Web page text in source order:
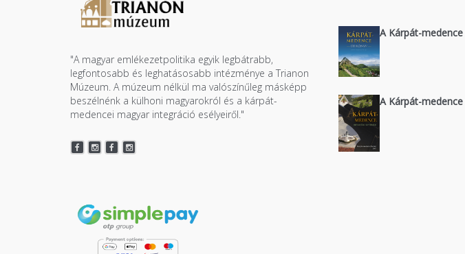
"A magyar emlékezetpolitika egyik legbátrabb,
legfontosabb és leghatásosabb intézménye a Trianon
Múzeum. A múzeum nélkül ma valószínűleg másképp
beszélnénk a külhoni magyarokról és a kárpát-
medencei magyar integráció esélyeiről."
A Kárpát-
A Kárpát-